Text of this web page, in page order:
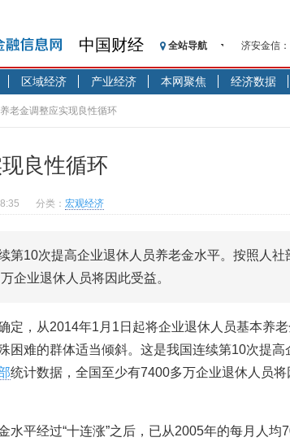
中国财经 全站导航
记者手记
济安金信
【新华财
央行公开
基本面及
恒生聚源
济安金信
区域经济 产业经济 本网聚焦 经济数据
老金调整应实现良性循环
良性循环
分类： 宏观经济
第10次提高企业退休人员养老金水平。按照人社
企业退休人员将因此受益。
定，从2014年1月1日起将企业退休人员基本养
困难的群体适当倾斜。这是我国连续第10次提高
统计数据，全国至少有7400多万企业退休人员将
水平经过“十连涨”之后，已从2005年的每月人均